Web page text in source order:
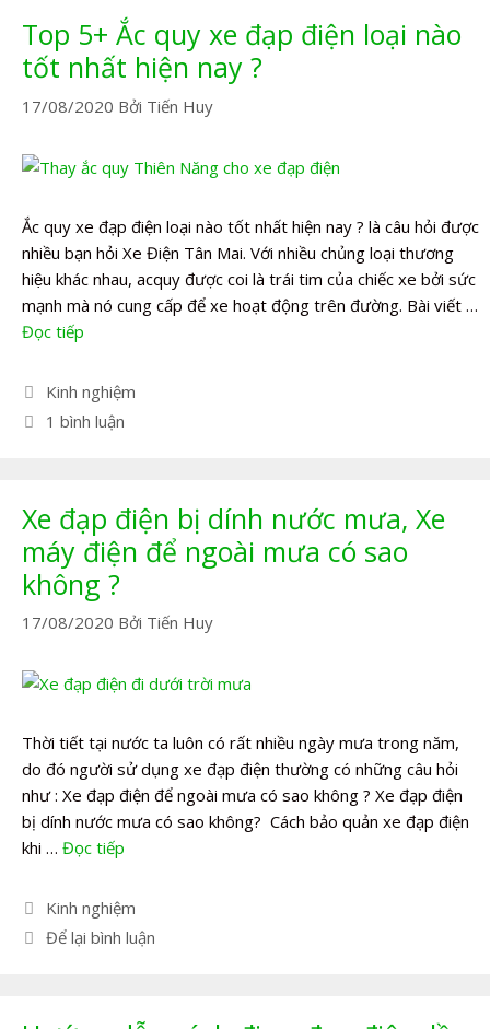
Top 5+ Ắc quy xe đạp điện loại nào
tốt nhất hiện nay ?
17/08/2020 Bởi Tiến Huy
Ắc quy xe đạp điện loại nào tốt nhất hiện nay ? là câu hỏi được
nhiều bạn hỏi Xe Điện Tân Mai. Với nhiều chủng loại thương
hiệu khác nhau, acquy được coi là trái tim của chiếc xe bởi sức
mạnh mà nó cung cấp để xe hoạt động trên đường. Bài viết …
Đọc tiếp
Danh
mục
Kinh nghiệm
1 bình luận
Xe đạp điện bị dính nước mưa, Xe
máy điện để ngoài mưa có sao
không ?
17/08/2020 Bởi Tiến Huy
Thời tiết tại nước ta luôn có rất nhiều ngày mưa trong năm,
do đó người sử dụng xe đạp điện thường có những câu hỏi
như : Xe đạp điện để ngoài mưa có sao không ? Xe đạp điện
bị dính nước mưa có sao không? Cách bảo quản xe đạp điện
khi … Đọc tiếp
Danh
mục
Kinh nghiệm
Để lại bình luận